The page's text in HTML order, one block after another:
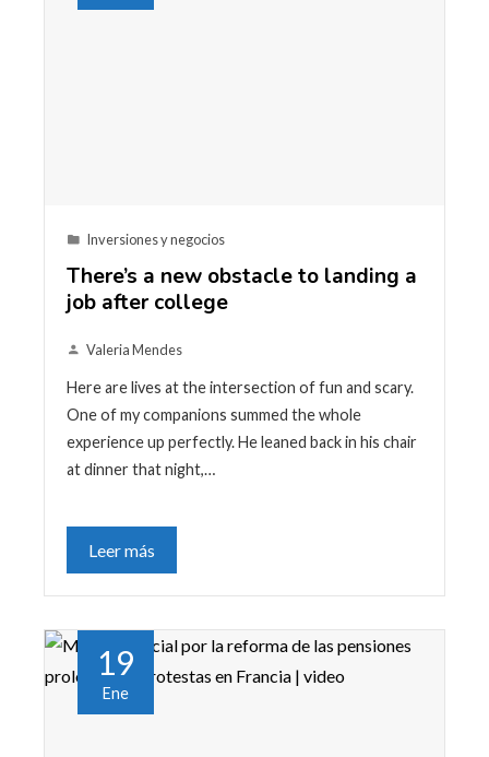
Inversiones y negocios
There’s a new obstacle to landing a
job after college
Valeria Mendes
Here are lives at the intersection of fun and scary.
One of my companions summed the whole
experience up perfectly. He leaned back in his chair
at dinner that night,…
Leer más
19
Ene